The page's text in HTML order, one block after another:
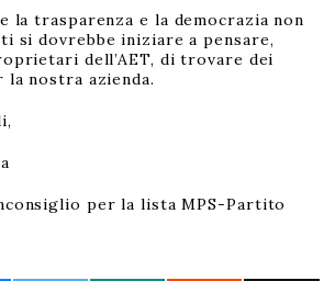
la trasparenza e la democrazia non
si dovrebbe iniziare a pensare,
dell’AET, di trovare dei
nostra azienda.
per la lista MPS-Partito